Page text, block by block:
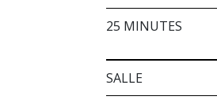
25 MINUTES
SALLE